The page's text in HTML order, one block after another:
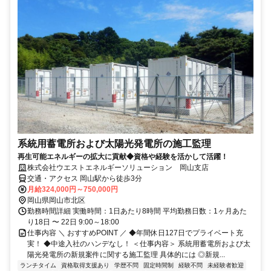
系統用蓄電所および太陽光発電所の施工監理
再生可能エネルギーの拡大に貢献◆資格や経験を活かして活躍！
株式会社ウエストエネルギーソリューション 岡山支店
交通・アクセス 岡山駅から徒歩3分
月給324,000円～750,000円
岡山県岡山市北区
勤務時間詳細 実働時間：1日あたり8時間 平均勤務日数：1ヶ月あた
り18日 〜 22日 9:00～18:00
仕事内容 ＼ おすすめPOINT ／ ◆年間休日127日でプライベート充
実！ ◆中途入社のハンデなし！ ＜仕事内容＞ 系統用蓄電所および太
陽光発電所の新規案件に関する施工監理 具体的には ◎新規...
ランチタイム 資格取得支援あり 学歴不問 固定時間制 経験不問
未経験者歓迎